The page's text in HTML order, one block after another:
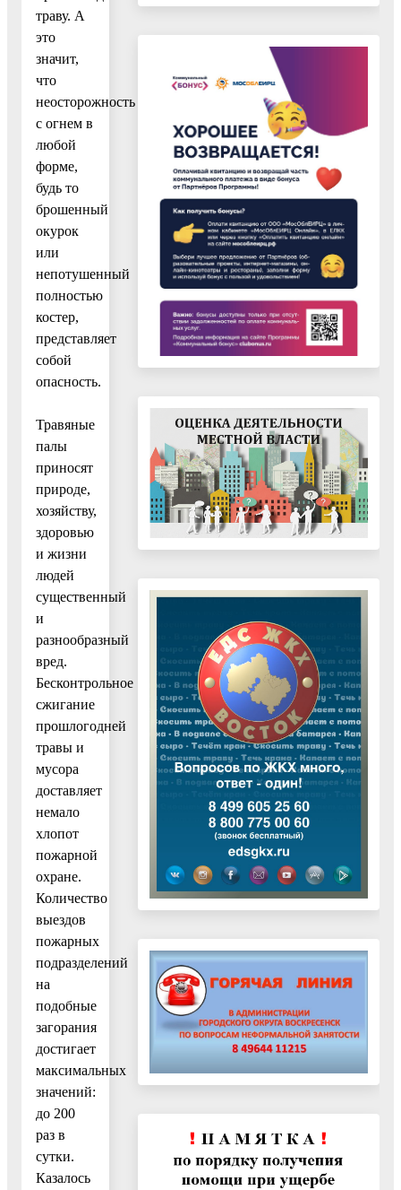
траву. А
это
значит,
что
неосторожность
с огнем в
любой
форме,
будь то
брошенный
окурок
или
непотушенный
полностью
костер,
представляет
собой
опасность.
Травяные
палы
приносят
природе,
хозяйству,
здоровью
и жизни
людей
существенный
и
разнообразный
вред.
Бесконтрольное
сжигание
прошлогодней
травы и
мусора
доставляет
немало
хлопот
пожарной
охране.
Количество
выездов
пожарных
подразделений
на
подобные
загорания
достигает
максимальных
значений:
до 200
раз в
сутки.
Казалось